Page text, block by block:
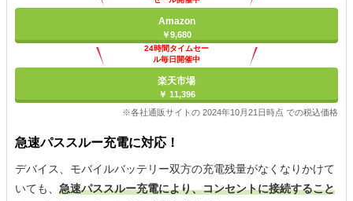
Amazon
￥9,680
24時間タイムセー
ル毎日開催中
楽天市場
￥ 11,396
※各社通販サイトの 2024年10月21日時点 での税込価格
急速パススルー充電に対応！
デバイス、モバイルバッテリー双方の充電残量がなくなりかけて
いても、 急速パススルー充電により、コンセントに接続すること